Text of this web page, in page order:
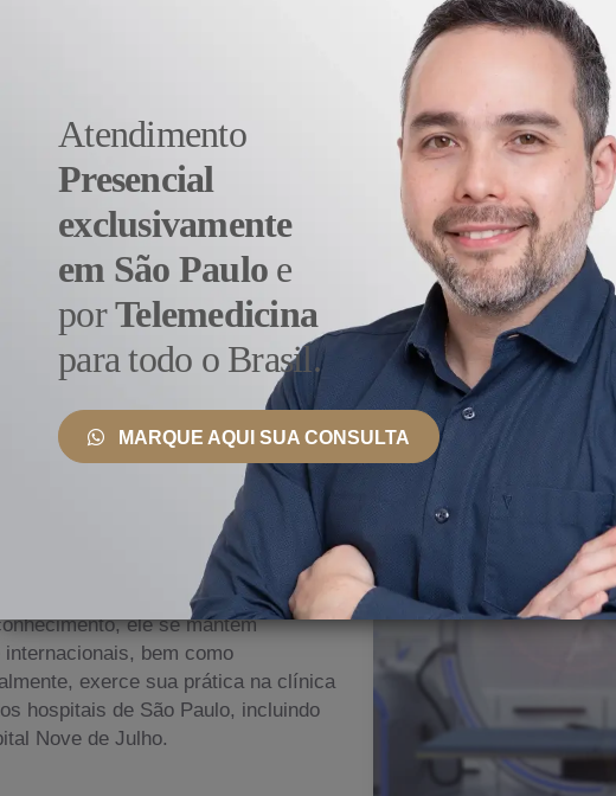
pela medicina veio do prazer e da satisfação em
- Dr. Alexandre Sato
do País e Exterior
Iguacu
ele se mantém
bem como
exerce sua prática na clínica
hospitais de São Paulo, incluindo
Nove de Julho.
Atendimento
Presencial
exclusivamente
em São Paulo e
porTelemedicina
para todo o Brasil.
MARQUE AQUI SUA CONSULTA